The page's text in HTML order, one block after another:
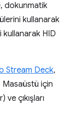
dokunmatik
kullanarak
HID
Stream Deck,
Masaüstü için
çıkışları